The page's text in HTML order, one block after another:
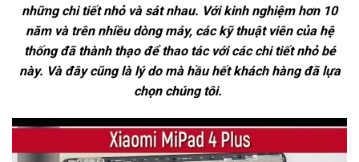
những chi tiết nhỏ và sát nhau. Với kinh nghiệm hơn 10
năm và trên nhiều dòng máy, các kỹ thuật viên của hệ
thống đã thành thạo để thao tác với các chi tiết nhỏ bé
này. Và đây cũng là lý do mà hầu hết khách hàng đã lựa
chọn chúng tôi.